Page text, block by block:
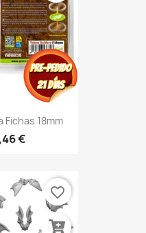
18mm
€
favorite_border